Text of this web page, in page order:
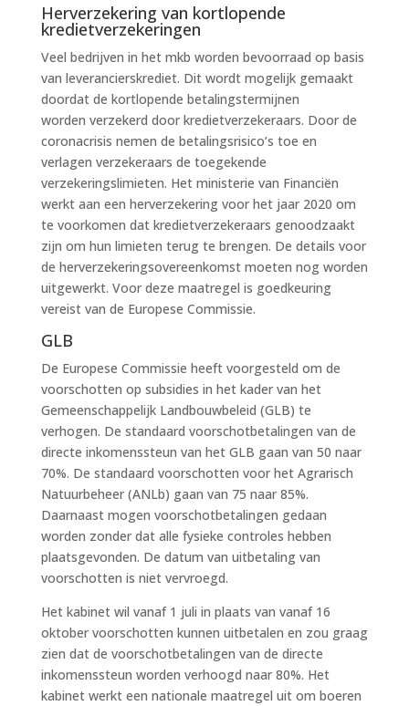
Herverzekering van kortlopende
kredietverzekeringen
Veel bedrijven in het mkb worden bevoorraad op basis
van leverancierskrediet. Dit wordt mogelijk gemaakt
doordat de kortlopende betalingstermijnen
worden verzekerd door kredietverzekeraars. Door de
coronacrisis nemen de betalingsrisico’s toe en
verlagen verzekeraars de toegekende
verzekeringslimieten. Het ministerie van Financiën
werkt aan een herverzekering voor het jaar 2020 om
te voorkomen dat kredietverzekeraars genoodzaakt
zijn om hun limieten terug te brengen. De details voor
de herverzekeringsovereenkomst moeten nog worden
uitgewerkt. Voor deze maatregel is goedkeuring
vereist van de Europese Commissie.
GLB
De Europese Commissie heeft voorgesteld om de
voorschotten op subsidies in het kader van het
Gemeenschappelijk Landbouwbeleid (GLB) te
verhogen. De standaard voorschotbetalingen van de
directe inkomenssteun van het GLB gaan van 50 naar
70%. De standaard voorschotten voor het Agrarisch
Natuurbeheer (ANLb) gaan van 75 naar 85%.
Daarnaast mogen voorschotbetalingen gedaan
worden zonder dat alle fysieke controles hebben
plaatsgevonden. De datum van uitbetaling van
voorschotten is niet vervroegd.
Het kabinet wil vanaf 1 juli in plaats van vanaf 16
oktober voorschotten kunnen uitbetalen en zou graag
zien dat de voorschotbetalingen van de directe
inkomenssteun worden verhoogd naar 80%. Het
kabinet werkt een nationale maatregel uit om boeren